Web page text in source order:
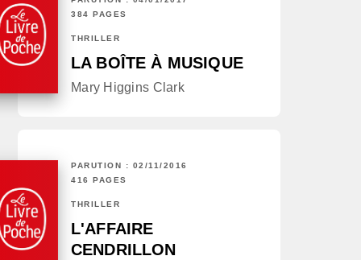
384 PAGES
THRILLER
LA BOÎTE À MUSIQUE
Mary Higgins Clark
PARUTION : 02/11/2016
416 PAGES
THRILLER
L'AFFAIRE
CENDRILLON